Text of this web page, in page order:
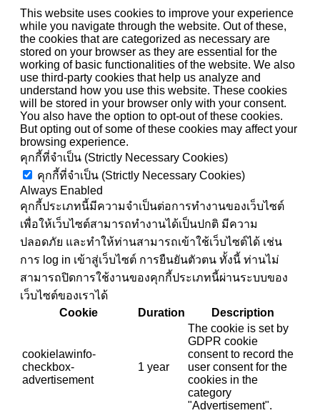
This website uses cookies to improve your experience
while you navigate through the website. Out of these,
the cookies that are categorized as necessary are
stored on your browser as they are essential for the
working of basic functionalities of the website. We also
use third-party cookies that help us analyze and
understand how you use this website. These cookies
will be stored in your browser only with your consent.
You also have the option to opt-out of these cookies.
But opting out of some of these cookies may affect your
browsing experience.
คุกกี้ที่จำเป็น (Strictly Necessary Cookies)
คุกกี้ที่จำเป็น (Strictly Necessary Cookies)
Always Enabled
คุกกี้ประเภทนี้มีความจำเป็นต่อการทำงานของเว็บไซต์
เพื่อให้เว็บไซต์สามารถทำงานได้เป็นปกติ มีความ
ปลอดภัย และทำให้ท่านสามารถเข้าใช้เว็บไซต์ได้ เช่น
การ log in เข้าสู่เว็บไซต์ การยืนยันตัวตน ทั้งนี้ ท่านไม่
สามารถปิดการใช้งานของคุกกี้ประเภทนี้ผ่านระบบของ
เว็บไซต์ของเราได้
Cookie
Duration Description
cookielawinfo-
checkbox-
advertisement
1 year
The cookie is set by
GDPR cookie
consent to record the
user consent for the
cookies in the
category
"Advertisement".